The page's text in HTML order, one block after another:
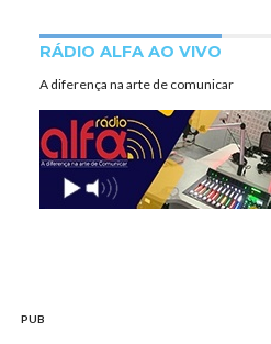
RÁDIO ALFA AO VIVO
A diferença na arte de comunicar
PUB